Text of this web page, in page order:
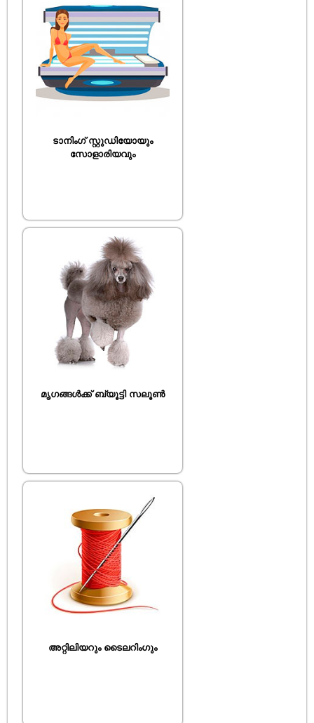
ടാനിംഗ് സ്റ്റുഡിയോയും
സോളാരിയവും
മൃഗങ്ങൾക്ക് ബ്യൂട്ടി സലൂൺ
അറ്റിലിയറും ടൈലറിംഗും